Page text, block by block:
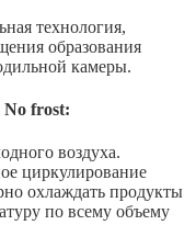
технология,
образования
камеры.
No frost:
воздуха.
циркулирование
охлаждать продукты
по всему объему